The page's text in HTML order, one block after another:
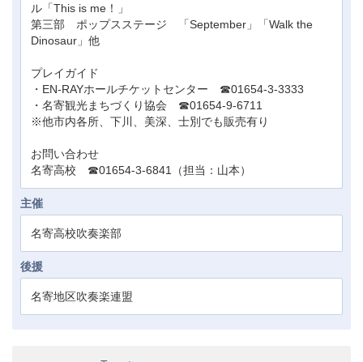
ル「This is me！」
第三部 ポップスステージ 「September」「Walk the
Dinosaur」他
プレイガイド
・EN-RAYホールチケットセンター ☎01654-3-3333
・名寄観光まちづくり協会 ☎01654-9-6711
※他市内各所、下川、美深、士別でも販売有り
お問い合わせ
名寄高校 ☎01654-3-6841（担当：山本）
主催
名寄高校吹奏楽部
後援
名寄地区吹奏楽連盟